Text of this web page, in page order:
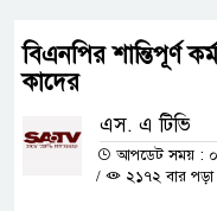
বিএনপির শান্তিপূর্ণ
কাদের
এস. এ টিভি
আপডেট সময় :
/
২১৭২ বার পড়া